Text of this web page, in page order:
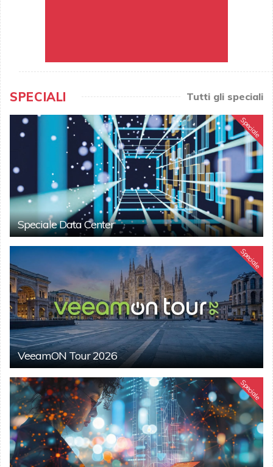
SPECIALI Tutti gli speciali
Speciale
Speciale Data Center
Speciale
VeeamON Tour 2026
Speciale